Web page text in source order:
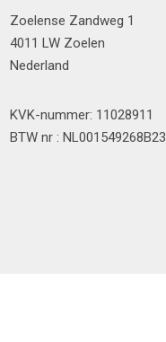
Zoelense Zandweg 1
4011 LW Zoelen
Nederland
KVK-nummer: 11028911
BTW nr : NL001549268B23